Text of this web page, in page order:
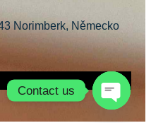
Norimberk, Německo
Contact us